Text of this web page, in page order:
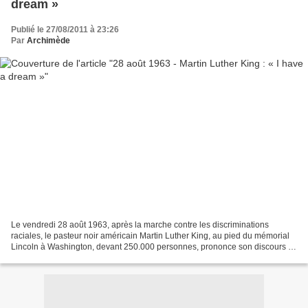
dream »
Publié le 27/08/2011 à 23:26
Par Archimède
Le vendredi 28 août 1963, après la marche contre les discriminations
raciales, le pasteur noir américain Martin Luther King, au pied du mémorial
Lincoln à Washington, devant 250.000 personnes, prononce son discours « I